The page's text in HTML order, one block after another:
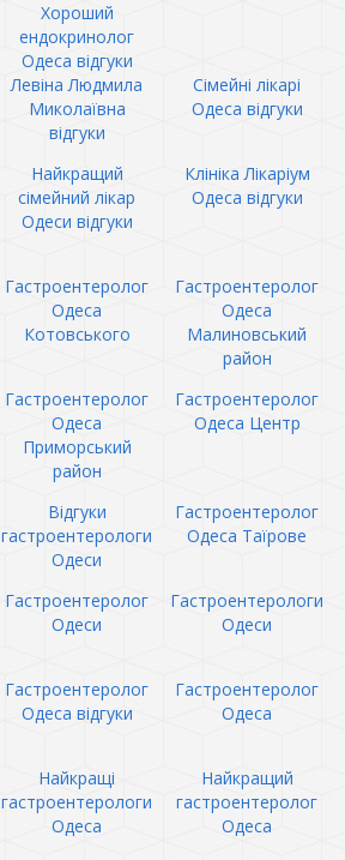
Хороший
ендокринолог
Одеса відгуки
Левіна Людмила
Миколаївна
відгуки
Сімейні лікарі
Одеса відгуки
Найкращий
сімейний лікар
Одеси відгуки
Клініка Лікаріум
Одеса відгуки
Гастроентеролог
Одеса
Котовського
Гастроентеролог
Одеса
Малиновський
район
Гастроентеролог
Одеса
Приморський
район
Гастроентеролог
Одеса Центр
Відгуки
гастроентерологи
Одеси
Гастроентеролог
Одеса Таїрове
Гастроентеролог
Одеси
Гастроентерологи
Одеси
Гастроентеролог
Одеса відгуки
Гастроентеролог
Одеса
Найкращі
гастроентерологи
Одеса
Найкращий
гастроентеролог
Одеса